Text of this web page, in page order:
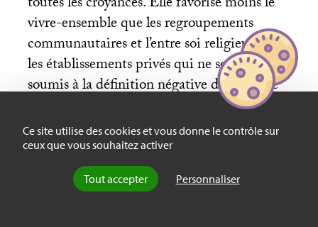
Ce site utilise des cookies et vous donne le contrôle sur
ceux que vous souhaitez activer
Tout accepter Personnaliser
vivre-ensemble que les regroupements
communautaires et l’entre soi religieux dans
les établissements privés qui ne sont pas
soumis à la définition négative de la laïcité
de la loi de mars 2004. Cette loi a apporté
une sorte d’avantage comparatif aux
établissements privés qui bénéficient,
contrairement aux établissements publics,
d’une laïcité positive, ouverte à l’expression